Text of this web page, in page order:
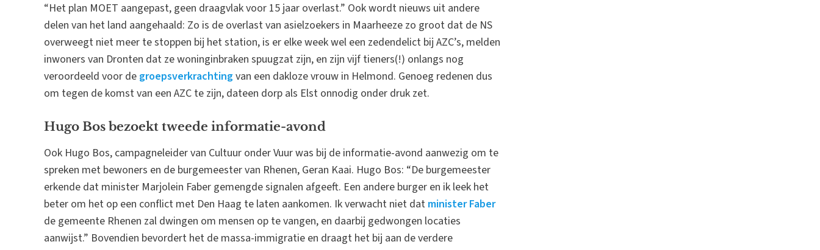
“Het plan MOET aangepast, geen draagvlak voor 15 jaar overlast.” Ook wordt nieuws uit andere
delen van het land aangehaald: Zo is de overlast van asielzoekers in Maarheeze zo groot dat de NS
overweegt niet meer te stoppen bij het station, is er elke week wel een zedendelict bij AZC’s, melden
inwoners van Dronten dat ze woninginbraken spuugzat zijn, en zijn vijf tieners(!) onlangs nog
veroordeeld voor de groepsverkrachtingvan een dakloze vrouw in Helmond. Genoeg redenen dus
om tegen de komst van een AZC te zijn, dateen dorp als Elst onnodig onder druk zet.
Hugo Bos bezoekt tweede informatie-avond
Ook Hugo Bos, campagneleider van Cultuur onder Vuur was bij de informatie-avond aanwezig om te
spreken met bewoners en de burgemeester van Rhenen, Geran Kaai. Hugo Bos: “De burgemeester
erkende dat minister Marjolein Faber gemengde signalen afgeeft. Een andere burger en ik leek het
beter om het op een conflict met Den Haag te laten aankomen. Ik verwacht niet dat minister Faber
de gemeente Rhenen zal dwingen om mensen op te vangen, en daarbij gedwongen locaties
aanwijst.” Bovendien bevordert het de massa-immigratie en draagt het bij aan de verdere